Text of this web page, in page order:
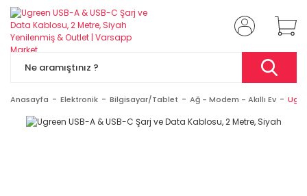
Anasayfa Elektronik Bilgisayar/Tablet Ağ - Modem - Akıllı Ev